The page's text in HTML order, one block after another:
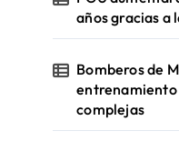
años gracias a
Bomberos de
complejas